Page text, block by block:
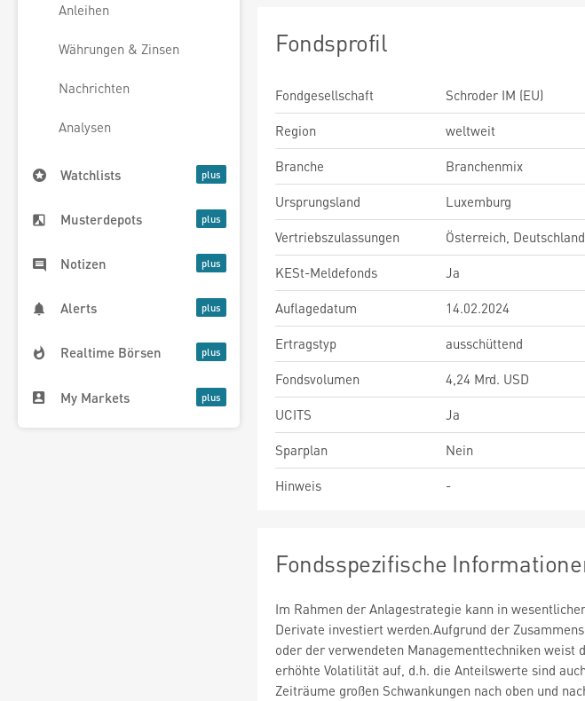
Anleihen
Währungen & Zinsen
Nachrichten
Analysen
Watchlists
Musterdepots
Notizen
Alerts
Realtime Börsen
My Markets
Fondsprofil
Fondgesellschaft
Schroder IM (EU)
Region
weltweit
Branche
Branchenmix
Ursprungsland
Luxemburg
Vertriebszulassungen
Österreich,
KESt-Meldefonds
Ja
Auflagedatum
14.02.2024
Ertragstyp
ausschüttend
Fondsvolumen
4,24 Mrd. USD
UCITS
Ja
Sparplan
Nein
Hinweis
-
Fondsspezifische
Im Rahmen der Anlagestrategie kann in
Derivate investiert werden.Aufgrund der
oder der verwendeten Managementtechniken weist
erhöhte Volatilität auf, d.h. die Anteilswerte sind
Zeiträume großen Schwankungen nach oben und